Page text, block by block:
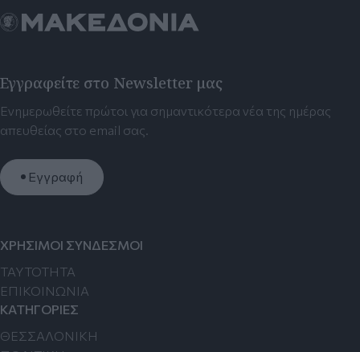
Εγγραφείτε στο Newsletter μας
Ενημερωθείτε πρώτοι για σημαντικότερα νέα της ημέρας
απευθείας στο email σας.
Εγγραφή
ΧΡΗΣΙΜΟΙ ΣΥΝΔΕΣΜΟΙ
TAYTOTHTA
ΕΠΙΚΟΙΝΩΝΙΑ
ΚΑΤΗΓΟΡΙΕΣ
ΘΕΣΣΑΛΟΝΙΚΗ